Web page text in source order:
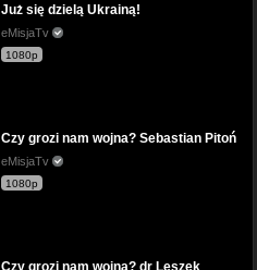
Już się dzielą Ukrainą!
eMisjaTv
1080p
Czy grozi nam wojna? Sebastian Pitoń
eMisjaTv
1080p
Czy grozi nam wojna? dr Leszek